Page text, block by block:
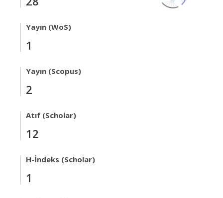
Yayın (WoS)
1
Yayın (Scopus)
2
Atıf (Scholar)
12
H-İndeks (Scholar)
1